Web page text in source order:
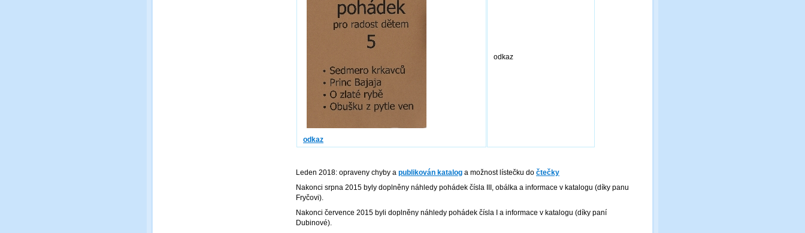
odkaz
odkaz
Leden 2018: opraveny chyby a publikován katalog a možnost lístečku do čtečky
Nakonci srpna 2015 byly doplněny náhledy pohádek čísla III, obálka a informace v katalogu (díky panu
Fryčovi).
Nakonci července 2015 byli doplněny náhledy pohádek čísla I a informace v katalogu (díky paní
Dubinové).